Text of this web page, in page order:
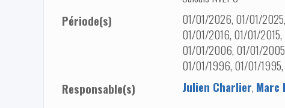
Période(s)
01/01/2026, 01/01/
01/01/2016, 01/01/
01/01/2006, 01/01/
01/01/1996, 01/01/
Responsable(s)
Julien Charlier, Marc